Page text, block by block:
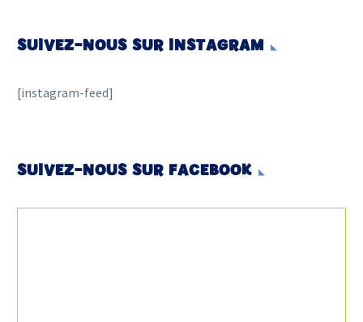
SUIVEZ-NOUS SUR INSTAGRAM
[instagram-feed]
SUIVEZ-NOUS SUR FACEBOOK